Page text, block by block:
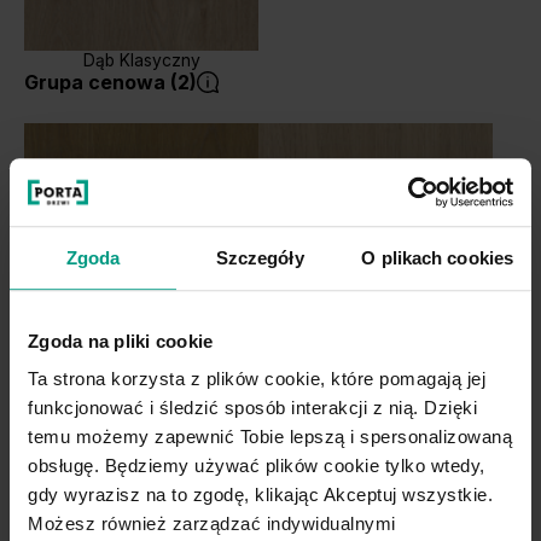
Zgoda Szczegóły O plikach cookies
Zgoda na pliki cookie
Ta strona korzysta z plików cookie, które pomagają jej
funkcjonować i śledzić sposób interakcji z nią. Dzięki
temu możemy zapewnić Tobie lepszą i spersonalizowaną
obsługę. Będziemy używać plików cookie tylko wtedy,
gdy wyrazisz na to zgodę, klikając Akceptuj wszystkie.
Możesz również zarządzać indywidualnymi
Dąb Klasyczny
Grupa cenowa (2)
Dąb Naturalny Dąb Matowy